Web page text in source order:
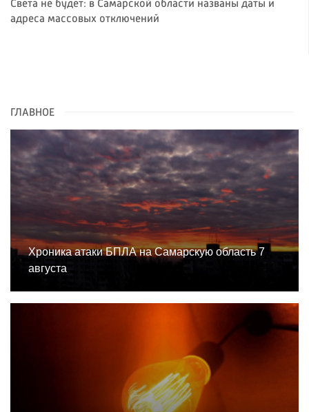
Света не будет: в Самарской области названы даты и
адреса массовых отключений
ГЛАВНОЕ
Хроника атаки БПЛА на Самарскую область 7
августа